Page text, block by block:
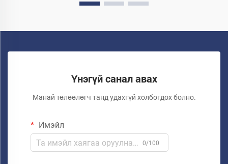
Үнэгүй санал авах
Манай төлөөлөгч танд удахгүй холбогдох болно.
Имэйл
0/100